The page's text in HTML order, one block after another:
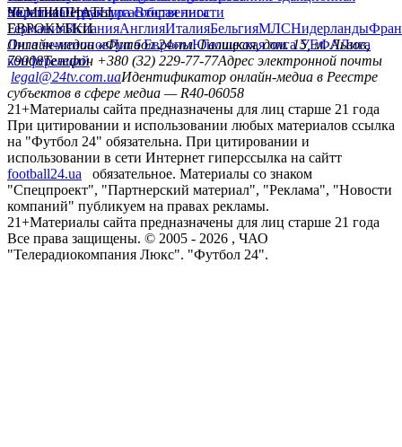
политикаСтруктура собственности
УкраинаПервая лигаВторая лига
ЧЕМПИОНАТЫ
ГерманияИспанияАнглияИталияБельгияМЛСНидерланды
ЕВРОКУБКИ
Лига чемпионовЛига ЕвропыЮношеская лига УЕФАЛига
конференций
Онлайн-медиа «Футбол 24»пл. Галицкая, дом. 15, м. Львов,
79008Телефон +380 (32) 229-77-77Адрес электронной почты
legal@24tv.com.uaИдентификатор онлайн-медиа в Реестре
субъектов в сфере медиа — R40-06058
21+Материалы сайта предназначены для лиц старше 21 года
При цитировании и использовании любых материалов ссылка
на "Футбол 24" обязательна. При цитировании и
использовании в сети Интернет гиперссылка на сайтт
football24.ua
обязательное. Материалы со знаком
"Спецпроект", "Партнерский материал", "Реклама", "Новости
компаний" публикуем на правах рекламы.
21+Материалы сайта предназначены для лиц старше 21 года
Все права защищены. © 2005 - 2026 , ЧАО
"Телерадиокомпания Люкс". "Футбол 24".